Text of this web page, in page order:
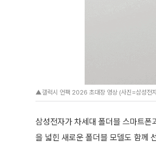
▲갤럭시 언팩 2026 초대장 영상 (사진=삼성전
삼성전자가 차세대 폴더블 스마트
을 넓힌 새로운 폴더블 모델도 함께